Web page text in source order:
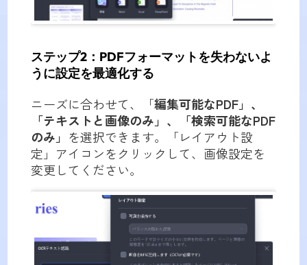
ステップ2：PDFフォーマットを失わないよ
うに設定を最適化する
ニーズに合わせて、「編集可能なPDF」、
「テキストと画像のみ」、「検索可能なPDF
のみ」 を選択できます。「レイアウト設
定」アイコンをクリックして、画像設定を
変更してください。